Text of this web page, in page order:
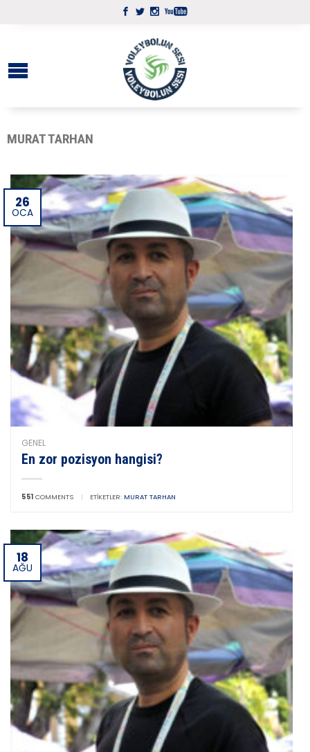
MURAT TARHAN
26
OCA
GENEL
En zor pozisyon hangisi?
551 COMMENTS | ETIKETLER: MURAT TARHAN
18
AĞU